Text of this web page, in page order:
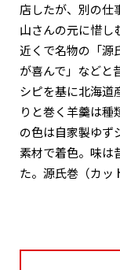
店したが、別の仕
山さんの元に惜し
近くで名物の「源
が喜んで」などと
シピを基に北海道
りと巻く羊羹は種
の色は自家製ゆず
素材で着色。味は
た。源氏巻（カッ